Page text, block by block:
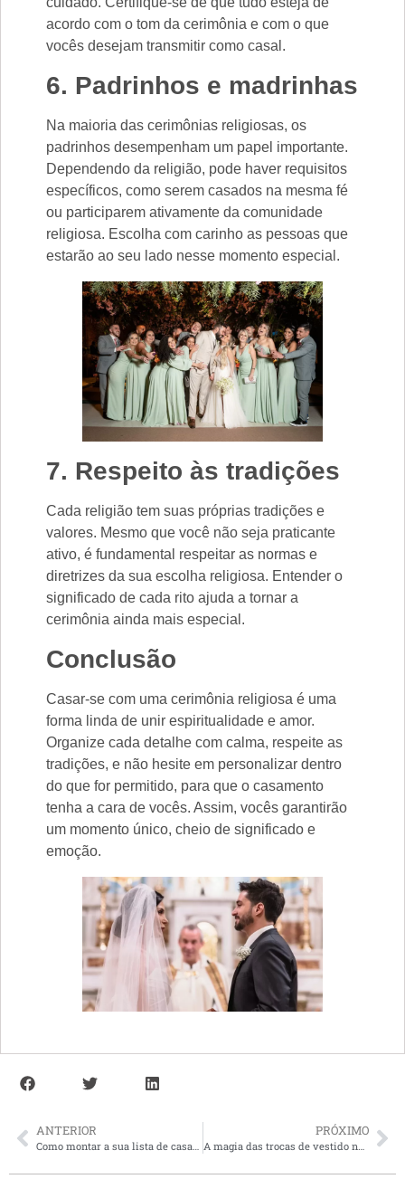
acordo com o tom da cerimônia e com o que
vocês desejam transmitir como casal.
6. Padrinhos e madrinhas
Na maioria das cerimônias religiosas, os
padrinhos desempenham um papel importante.
Dependendo da religião, pode haver requisitos
específicos, como serem casados na mesma fé
ou participarem ativamente da comunidade
religiosa. Escolha com carinho as pessoas que
estarão ao seu lado nesse momento especial.
7. Respeito às tradições
Cada religião tem suas próprias tradições e
valores. Mesmo que você não seja praticante
ativo, é fundamental respeitar as normas e
diretrizes da sua escolha religiosa. Entender o
significado de cada rito ajuda a tornar a
cerimônia ainda mais especial.
Conclusão
Casar-se com uma cerimônia religiosa é uma
forma linda de unir espiritualidade e amor.
Organize cada detalhe com calma, respeite as
tradições, e não hesite em personalizar dentro
do que for permitido, para que o casamento
tenha a cara de vocês. Assim, vocês garantirão
um momento único, cheio de significado e
emoção.
ANTERIOR
Como montar a sua lista de casamento?
PRÓXIMO
A magia das trocas de vestido na festa de 15